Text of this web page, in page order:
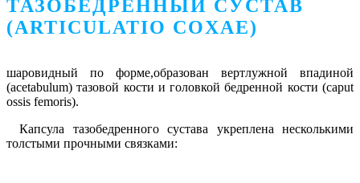
ТАЗОБЕДРЕННЫЙ СУСТАВ
(ARTICULATIO COXAE)
шаровидный по форме,образован вертлужной впадиной
(acetabulum) тазовой кости и головкой бедренной кости (caput
ossis femoris).
Капсула тазобедренного сустава укреплена несколькими
толстыми прочными связками: